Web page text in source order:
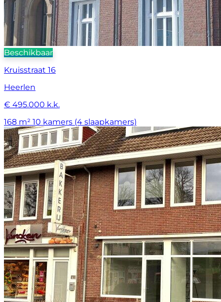
Beschikbaar
Kruisstraat 16
Heerlen
€ 495.000 k.k.
168 m² 10 kamers (4 slaapkamers)